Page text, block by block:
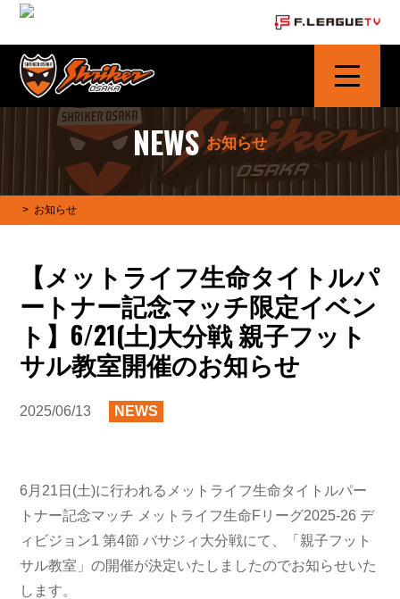
NEWS お知らせ
> お知らせ
【メットライフ生命タイトルパ
ートナー記念マッチ限定イベン
ト】6/21(土)大分戦 親子フット
サル教室開催のお知らせ
2025/06/13 NEWS
6月21日(土)に行われるメットライフ生命タイトルパー
トナー記念マッチ メットライフ生命Fリーグ2025-26 デ
ィビジョン1 第4節 バサジィ大分戦にて、「親子フット
サル教室」の開催が決定いたしましたのでお知らせいた
します。